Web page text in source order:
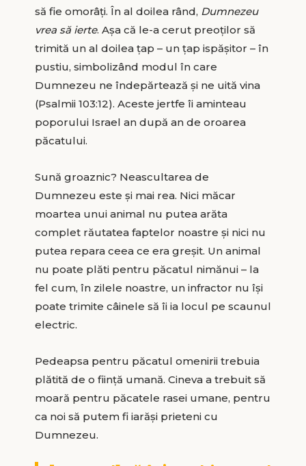
să fie omorâți. În al doilea rând, Dumnezeu
vrea să ierte. Așa că le-a cerut preoților să
trimită un al doilea țap – un țap ispășitor – în
pustiu, simbolizând modul în care
Dumnezeu ne îndepărtează și ne uită vina
(Psalmii 103:12). Aceste jertfe îi aminteau
poporului Israel an după an de oroarea
păcatului.
Sună groaznic? Neascultarea de
Dumnezeu este și mai rea. Nici măcar
moartea unui animal nu putea arăta
complet răutatea faptelor noastre și nici nu
putea repara ceea ce era greșit. Un animal
nu poate plăti pentru păcatul nimănui – la
fel cum, în zilele noastre, un infractor nu își
poate trimite câinele să îi ia locul pe scaunul
electric.
Pedeapsa pentru păcatul omenirii trebuia
plătită de o ființă umană. Cineva a trebuit să
moară pentru păcatele rasei umane, pentru
ca noi să putem fi iarăși prieteni cu
Dumnezeu.